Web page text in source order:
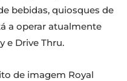
bebidas, quiosques de
a operar atualmente
e Drive Thru.
de imagem Royal